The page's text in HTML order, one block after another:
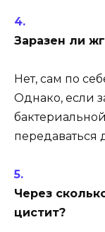
Заразен ли
Нет, сам по
Однако, если
Через
цистит?